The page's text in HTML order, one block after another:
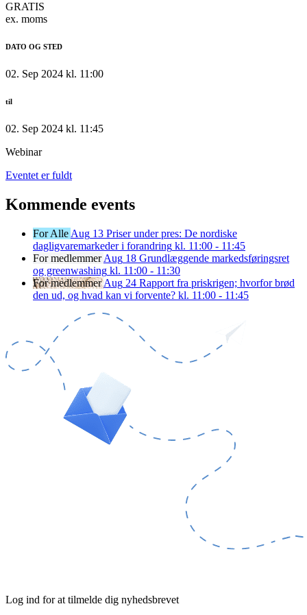
GRATIS
ex. moms
DATO OG STED
02. Sep 2024 kl. 11:00
til
02. Sep 2024 kl. 11:45
Webinar
Eventet er fuldt
Kommende events
For Alle Aug 13 Priser under pres: De nordiske
dagligvaremarkeder i forandring kl. 11:00 - 11:45
For medlemmer Aug 18 Grundlæggende markedsføringsret
og greenwashing kl. 11:00 - 11:30
For medlemmer Aug 24 Rapport fra priskrigen; hvorfor brød
den ud, og hvad kan vi forvente? kl. 11:00 - 11:45
Log ind for at tilmelde dig nyhedsbrevet